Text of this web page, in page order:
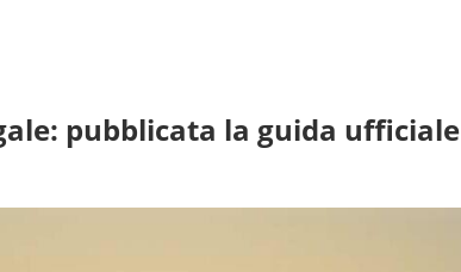
pubblicata la guida ufficiale